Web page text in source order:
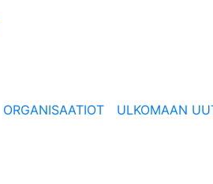
ORGANISAATIOT ULKOMAAN